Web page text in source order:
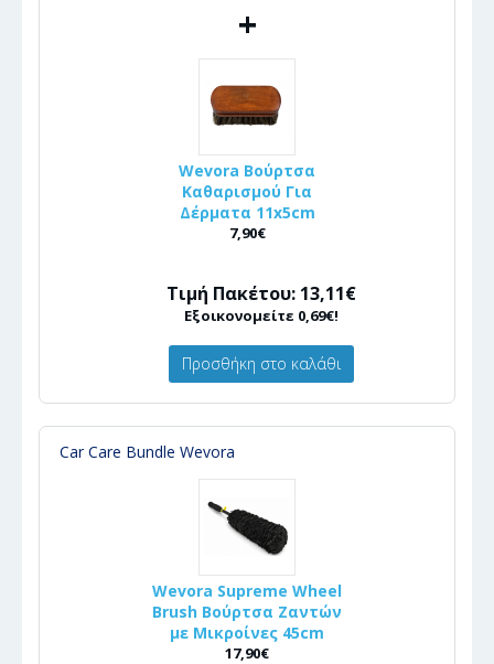
+
Wevora Βούρτσα
Καθαρισμού Για
Δέρματα 11x5cm
7,90€
Τιμή Πακέτου: 13,11€
Εξοικονομείτε 0,69€!
Προσθήκη στο καλάθι
Car Care Bundle Wevora
Wevora Supreme Wheel
Brush Βούρτσα Ζαντών
με Μικροίνες 45cm
17,90€